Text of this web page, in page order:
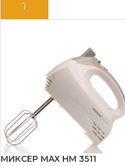
ДОДАЈ ВО КОШНИЦА
МИКСЕР MAX HM 3511